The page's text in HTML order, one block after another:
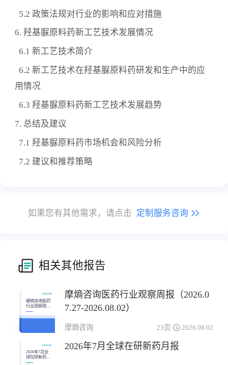
5.2 政策法规对行业的影响和应对措施
6. 羟基脲原料药新工艺技术发展情况
6.1 新工艺技术简介
6.2 新工艺技术在羟基脲原料药研发和生产中的应
用情况
6.3 羟基脲原料药新工艺技术发展趋势
7. 总结及建议
7.1 羟基脲原料药市场机会和风险分析
7.2 建议和推荐策略
如果您有其他需求，请点击 定制服务咨询
相关其他报告
摩熵咨询医药
行业观察周报
（2026.07.27-
2026.08.02）
摩熵咨询医药行业观察周报（2026.0
7.27-2026.08.02）
摩熵咨询 23页 2026.08.02
2026年7月全
球在研新药月
报
2026年7月全球在研新药月报